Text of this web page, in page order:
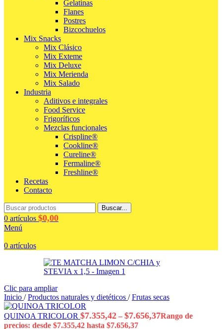
Gelatinas
Flanes
Postres
Bizcochuelos
Mix Snacks
Mix Clásico
Mix Exteme
Mix Deluxe
Mix Merienda
Mix Salado
Industria
Aditivos e integrales
Food Service
Frigoríficos
Mezclas funcionales
Crispline®
Cookline®
Cureline®
Fermaline®
Freshline®
Recetas
Contacto
Buscar...
0 artículos $0,00
Menú
0 artículos
Clic para ampliar
Inicio / Productos naturales y dietéticos / Frutas secas
QUINOA TRICOLOR $7.355,42 – $7.656,37Rango de
precios: desde $7.355,42 hasta $7.656,37